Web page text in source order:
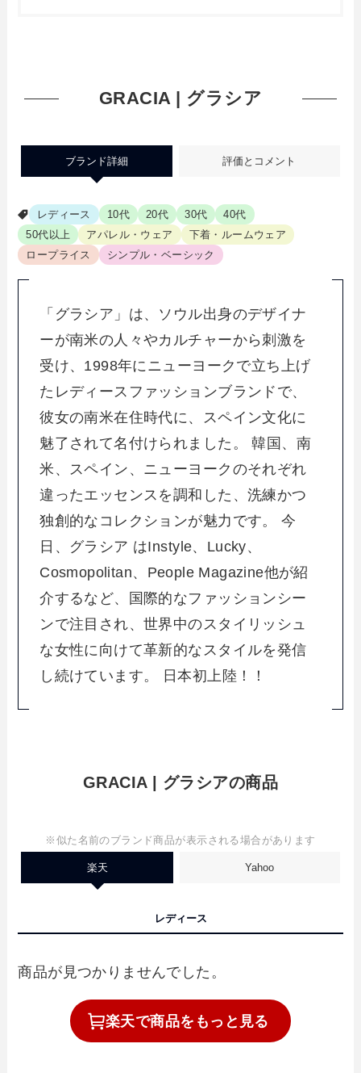
GRACIA | グラシア
ブランド詳細 評価とコメント
レディース 10代 20代 30代
40代
50代以上
アパレル・ウェア
下着・ルームウェア
ロープライス
シンプル・ベーシック
「グラシア」は、ソウル出身のデザイナ
ーが南米の人々やカルチャーから刺激を
受け、1998年にニューヨークで立ち上げ
たレディースファッションブランドで、
彼女の南米在住時代に、スペイン文化に
魅了されて名付けられました。 韓国、南
米、スペイン、ニューヨークのそれぞれ
違ったエッセンスを調和した、洗練かつ
独創的なコレクションが魅力です。 今
日、グラシア はInstyle、Lucky、
Cosmopolitan、People Magazine他が紹
介するなど、国際的なファッションシー
ンで注目され、世界中のスタイリッシュ
な女性に向けて革新的なスタイルを発信
し続けています。 日本初上陸！！
GRACIA | グラシアの商品
※似た名前のブランド商品が表示される場合があります
楽天 Yahoo
レディース
商品が見つかりませんでした。
楽天で商品を もっと見る